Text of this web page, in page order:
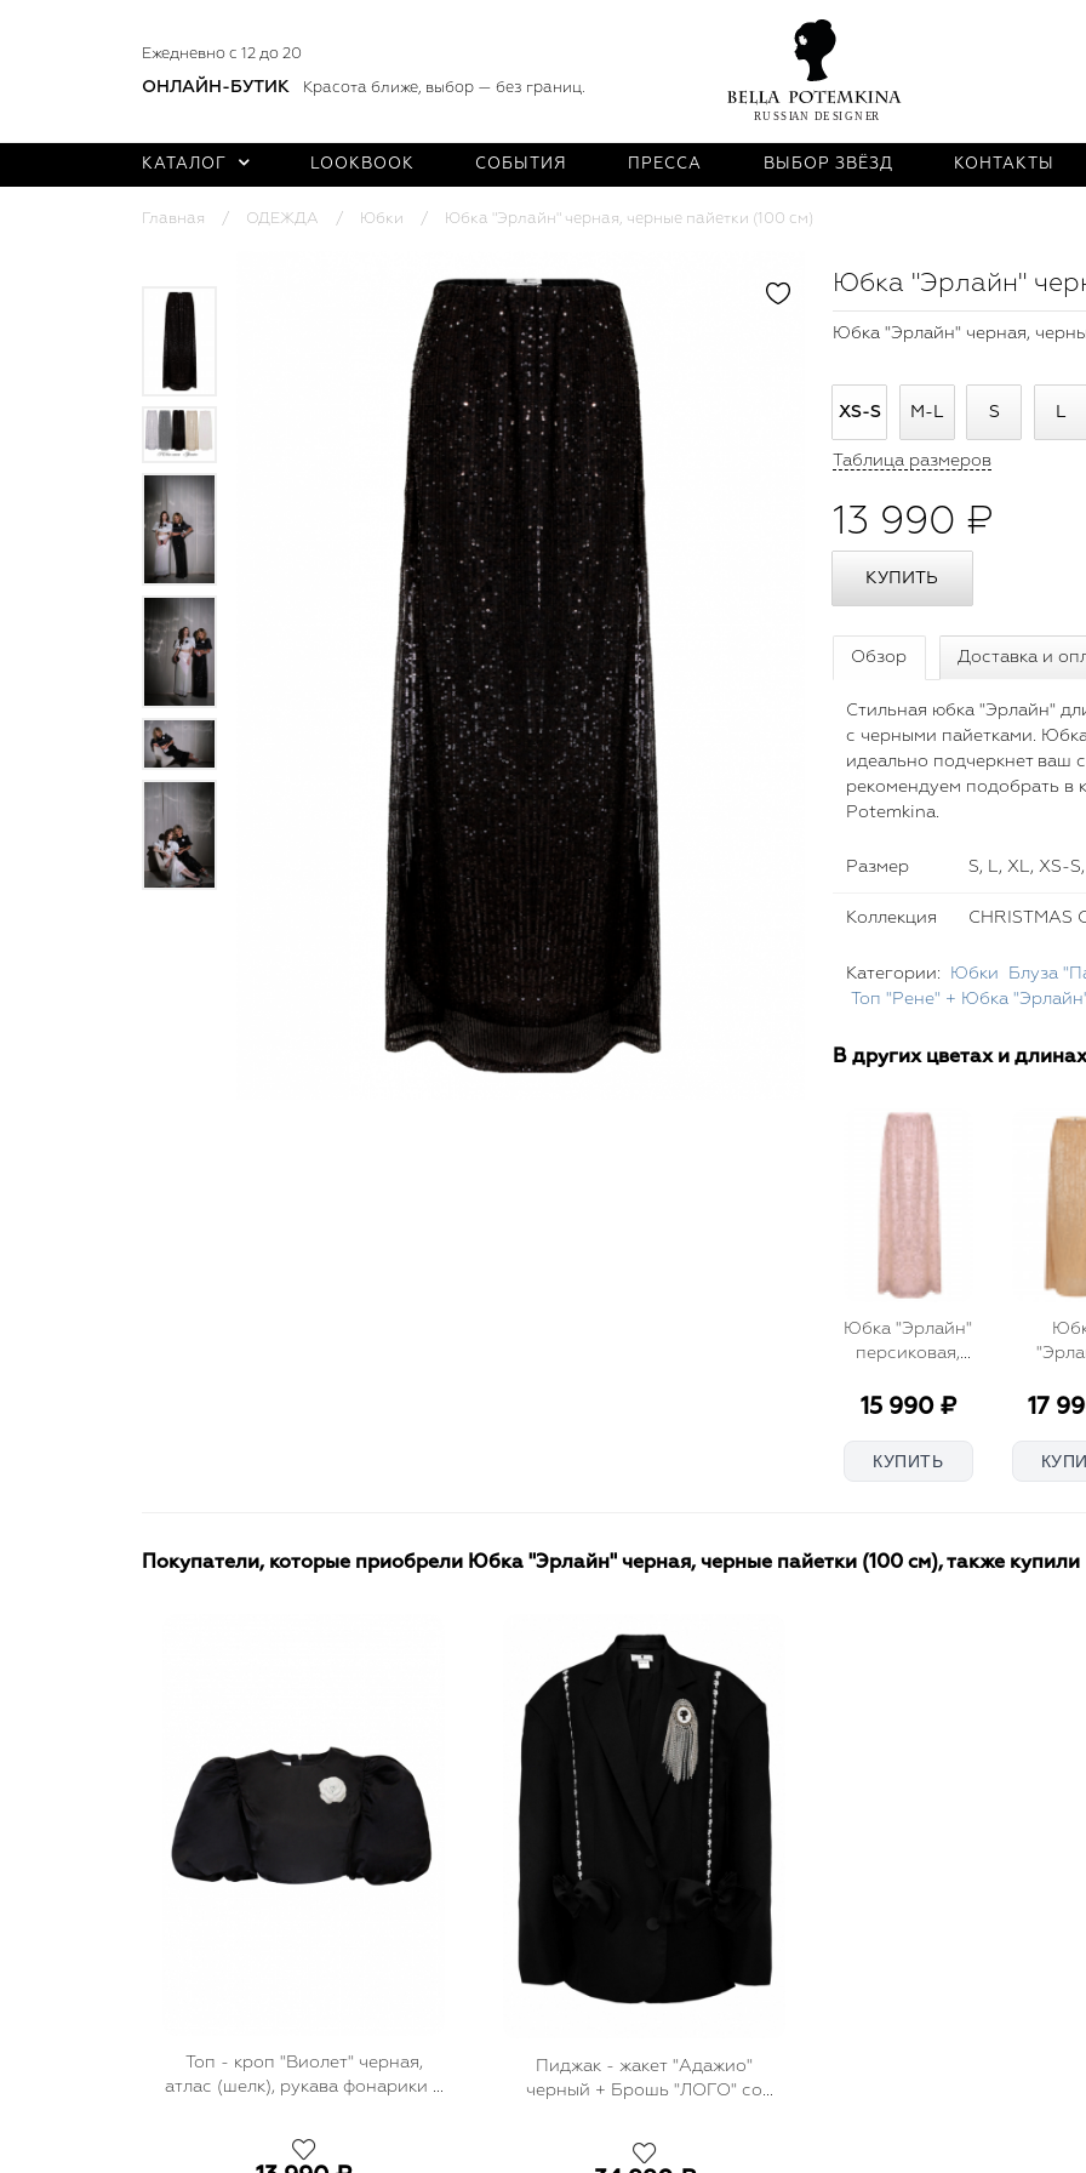
Ежедневно с 12 до 20
ОНЛАЙН-БУТИК Красота ближе, выбор — без границ.
КАТАЛОГ LOOKBOOK СОБЫТИЯ ПРЕССА ВЫБОР ЗВЁЗД КОНТАКТЫ
Главная ОДЕЖДА Юбки Юбка "Эрлайн" черная, черные пайетки (100 см)
Юбка "Эрлайн"
Юбка "Эрлайн" черная,
XS-S M-L S
Таблица размеров
13 990 ₽
Обзор Доставка и
Стильная юбка "Эрлайн"
с черными пайетками.
идеально подчеркнет ваш
рекомендуем подобрать в
Potemkina.
Размер S, L, XL, XS-
Коллекция CHRISTMAS
Категории: Юбки
Блуза
Топ "Рене" + Юбка
В других цветах и длинах
Юбка "Эрлайн"
персиковая,
бежевые
15 990 ₽ 17
Покупатели, которые приобрели Юбка "Эрлайн" черная, черные пайетки (100 см), также купили
Топ - кроп "Виолет" черная,
атлас (шелк), рукава фонарики +
Пиджак - жакет "Адажио"
черный + Брошь "ЛОГО" со